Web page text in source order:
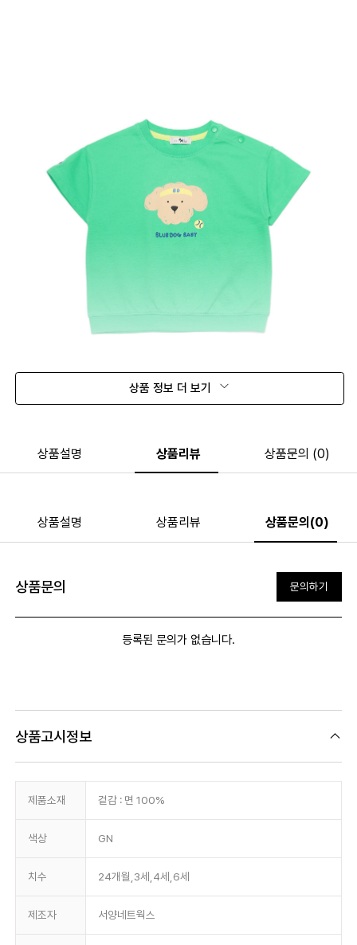
상품 정보 더 보기
상품설명 상품리뷰 상품문의 (0)
상품설명 상품리뷰 상품문의(0)
상품문의 문의하기
등록된 문의가 없습니다.
상품고시정보
제품소재 겉감 : 면 100%
색상 GN
치수 24개월,3세,4세,6세
제조자 서양네트웍스